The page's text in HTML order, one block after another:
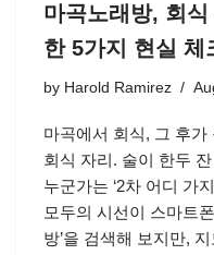
마곡노래방, 회
한 5가지 현실 체
by Harold Ramirez
마곡에서 회식, 그 후
회식 자리. 술이 한두
누군가는 ‘2차 어디 가
모두의 시선이 스마트
방’을 검색해 보지만,